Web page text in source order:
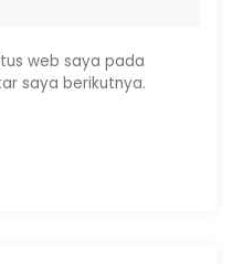
web saya pada
saya berikutnya.